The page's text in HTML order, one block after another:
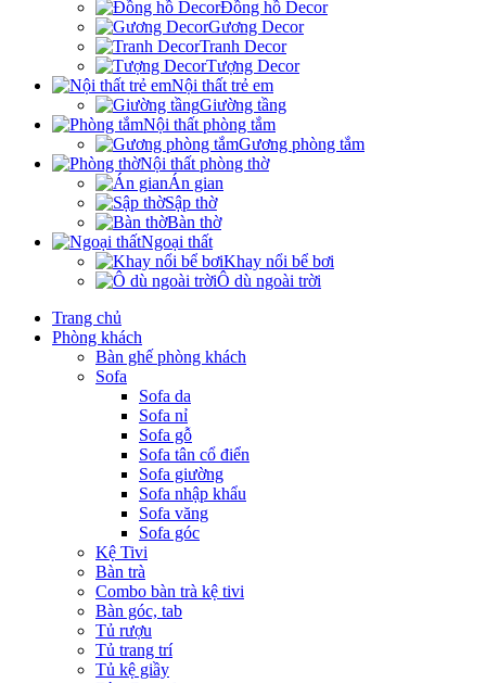
Đồng hồ Decor
Gương Decor
Tranh Decor
Tượng Decor
Nội thất trẻ em
Giường tầng
Nội thất phòng tắm
Gương phòng tắm
Nội thất phòng thờ
Án gian
Sập thờ
Bàn thờ
Ngoại thất
Khay nổi bể bơi
Ô dù ngoài trời
Trang chủ
Phòng khách
Bàn ghế phòng khách
Sofa
Sofa da
Sofa nỉ
Sofa gỗ
Sofa tân cổ điển
Sofa giường
Sofa nhập khẩu
Sofa văng
Sofa góc
Kệ Tivi
Bàn trà
Combo bàn trà kệ tivi
Bàn góc, tab
Tủ rượu
Tủ trang trí
Tủ kệ giầy